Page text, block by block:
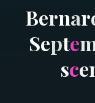
Bernar
Septe
sce